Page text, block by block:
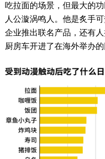
吃拉面的场景，但最大的
人公漩涡鸣人。他是炙手
企业推出联名产品，还有
厨房车开进了在海外举办的